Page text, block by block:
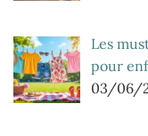
Les
pour
03/06/